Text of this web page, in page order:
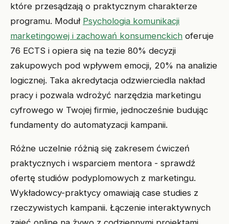
które przesądzają o praktycznym charakterze
programu. Moduł Psychologia komunikacji
marketingowej i zachowań konsumenckich oferuje
76 ECTS i opiera się na tezie 80% decyzji
zakupowych pod wpływem emocji, 20% na analizie
logicznej. Taka akredytacja odzwierciedla nakład
pracy i pozwala wdrożyć narzędzia marketingu
cyfrowego w Twojej firmie, jednocześnie budując
fundamenty do automatyzacji kampanii.
Różne uczelnie różnią się zakresem ćwiczeń
praktycznych i wsparciem mentora - sprawdź
ofertę studiów podyplomowych z marketingu.
Wykładowcy-praktycy omawiają case studies z
rzeczywistych kampanii. Łączenie interaktywnych